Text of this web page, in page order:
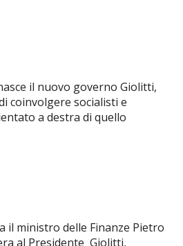
il nuovo governo Giolitti,
coinvolgere socialisti e
a destra di quello
il ministro delle Finanze Pietro
al Presidente Giolitti,